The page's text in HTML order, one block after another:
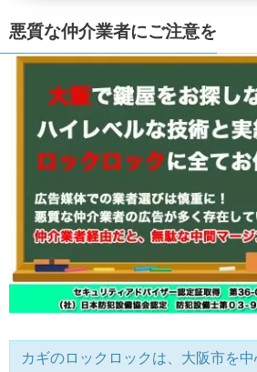
悪質な仲介業者にご注意を
カギのロックロックは、大阪市を中